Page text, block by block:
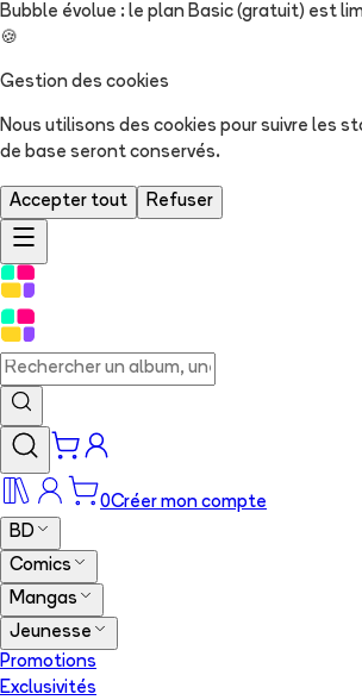
Bubble évolue : le plan Basic (gratuit) est
🍪
Gestion des cookies
Nous utilisons des cookies pour suivre les
de base seront conservés.
Accepter tout Refuser
0Créer mon compte
BD
Comics
Mangas
Jeunesse
Promotions
Exclusivités